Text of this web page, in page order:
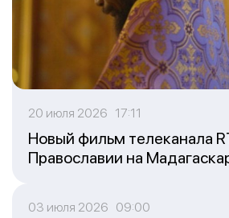
20 июля 2026 17:11
Новый фильм телеканала
Православии на
03 июля 2026 09:00